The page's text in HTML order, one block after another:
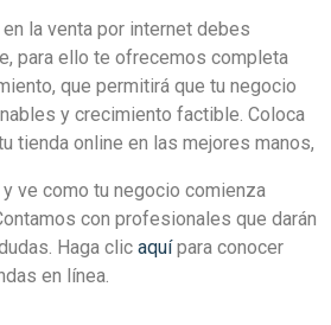
la venta por internet debes
para ello te ofrecemos completa
que permitirá que tu negocio
y crecimiento factible. Coloca
tienda online en las mejores manos,
ve como tu negocio comienza
con profesionales que darán
Haga clic aquípara conocer
en línea.